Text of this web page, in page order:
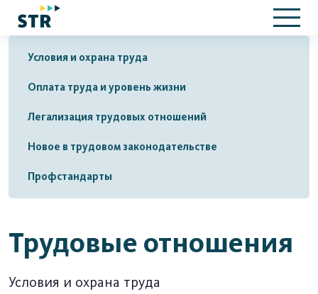
Условия и охрана труда
Оплата труда и уровень жизни
Легализация трудовых отношений
Новое в трудовом законодательстве
Профстандарты
Трудовые отношения
Условия и охрана труда